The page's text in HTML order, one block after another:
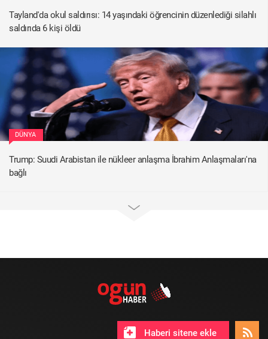
Tayland'da okul saldırısı: 14 yaşındaki öğrencinin düzenlediği silahlı
saldırıda 6 kişi öldü
DÜNYA
Trump: Suudi Arabistan ile nükleer anlaşma İbrahim Anlaşmaları'na
bağlı
Haberi sitene ekle